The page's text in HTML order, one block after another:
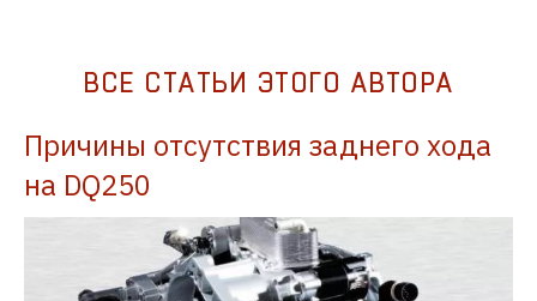
ВСЕ СТАТЬИ ЭТОГО АВТОРА
Причины отсутствия заднего хода
на DQ250